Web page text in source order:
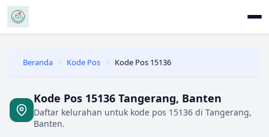
Beranda / Kode Pos / Kode Pos 15136
Kode Pos 15136 Tangerang, Banten
Daftar kelurahan untuk kode pos 15136 di Tangerang,
Banten.